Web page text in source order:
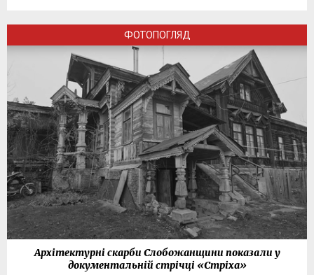
ФОТОПОГЛЯД
Архітектурні скарби Слобожанщини показали у
документальній стрічці «Стріха»